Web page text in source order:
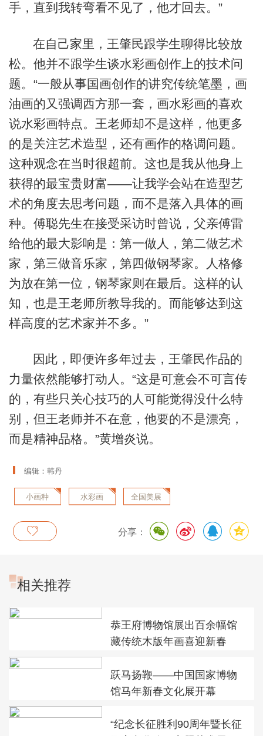
手，直到我转弯看不见了，他才回去。”
在自己家里，王肇民跟学生聊得比较放
松。他并不跟学生谈水彩画创作上的技术问
题。“一般从事国画创作的讲究传统笔墨，画
油画的又强调西方那一套，画水彩画的喜欢
说水彩画特点。王老师却不是这样，他更多
的是关注艺术造型，还有画作的格调问题。
这种观念在当时很超前。这也是我从他身上
获得的最宝贵财富——让我学会站在造型艺
术的角度去思考问题，而不是落入具体的画
种。傅聪先生在接受采访时曾说，父亲傅雷
给他的最大影响是：第一做人，第二做艺术
家，第三做音乐家，第四做钢琴家。人格修
为放在第一位，钢琴家则在最后。这样的认
知，也是王老师所教导我的。而能够达到这
样高度的艺术家并不多。”
因此，即便许多年过去，王肇民作品的
力量依然能够打动人。“这是可意会不可言传
的，有些只关心技巧的人可能觉得没什么特
别，但王老师并不在意，他要的不是漂亮，
而是精神品格。”黄增炎说。
编辑：韩丹
小画种 水彩画 全国美展
分享：
相关推荐
恭王府博物馆展出百余幅馆
藏传统木版年画喜迎新春
跃马扬鞭——中国国家博物
馆马年新春文化展开幕
“纪念长征胜利90周年暨长征